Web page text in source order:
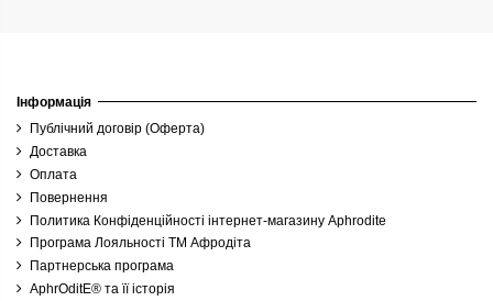
Інформація
Публічний договір (Оферта)
Доставка
Оплата
Повернення
Политика Конфіденційності інтернет-магазину Aphrodite
Програма Лояльності ТМ Афродіта
Партнерська програма
AphrOditE® та її історія